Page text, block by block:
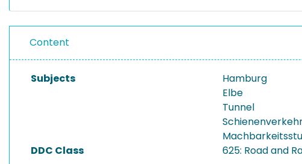
Content
Subjects
Hamburg
Elbe
Tunnel
DDC Class
625: Road and